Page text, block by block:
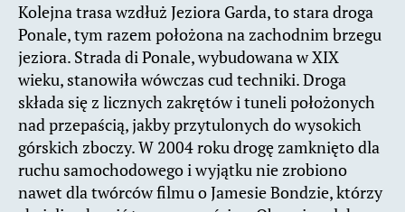
Kolejna trasa wzdłuż Jeziora Garda, to stara droga
Ponale, tym razem położona na zachodnim brzegu
jeziora. Strada di Ponale, wybudowana w XIX
wieku, stanowiła wówczas cud techniki. Droga
składa się z licznych zakrętów i tuneli położonych
nad przepaścią, jakby przytulonych do wysokich
górskich zboczy. W 2004 roku drogę zamknięto dla
ruchu samochodowego i wyjątku nie zrobiono
nawet dla twórców filmu o Jamesie Bondzie, którzy